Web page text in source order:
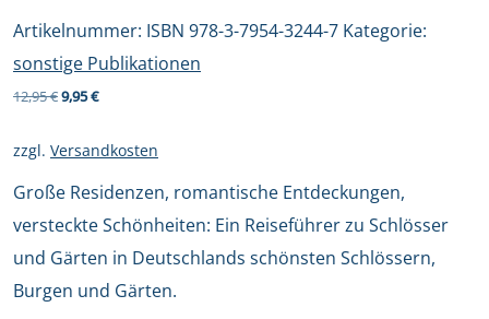
Artikelnummer: ISBN 978-3-7954-3244-7 Kategorie:
sonstige Publikationen
12,95€Ursprünglicher
war:
12,95 €
9,95€Aktueller
ist:
9,95 €.
zzgl. Versandkosten
Große Residenzen, romantische Entdeckungen,
versteckte Schönheiten: Ein Reiseführer zu Schlösser
und Gärten in Deutschlands schönsten Schlössern,
Burgen und Gärten.